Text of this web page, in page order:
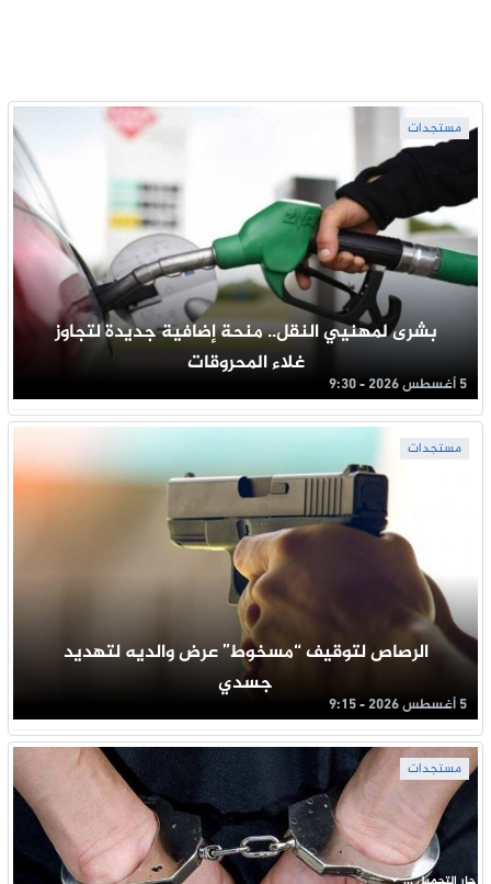
مستجدات
بشرى لمهنيي النقل.. منحة إضافية جديدة لتجاوز
غلاء المحروقات
5 أغسطس 2026 - 9:30
مستجدات
الرصاص لتوقيف “مسخوط” عرض والديه لتهديد
جسدي
5 أغسطس 2026 - 9:15
مستجدات